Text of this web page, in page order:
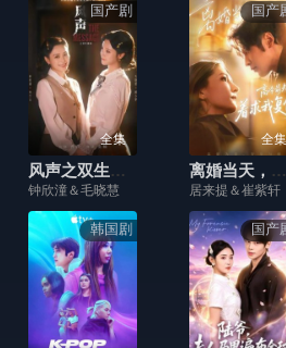
国产剧
全集
风声之双生谜局
钟欣潼＆毛晓慧
国产
全集
离婚当天，高冷前夫哭着求我复合
居来提＆崔紫轩
韩国剧 国产